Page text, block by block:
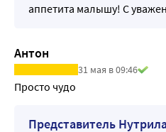
аппетита малышу! С
Антон
31 мая в 09:46
Просто чудо
Представитель